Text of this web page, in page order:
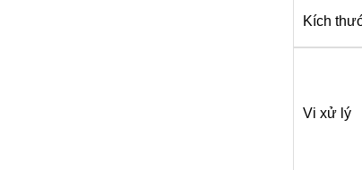
Kích
Vi xử lý